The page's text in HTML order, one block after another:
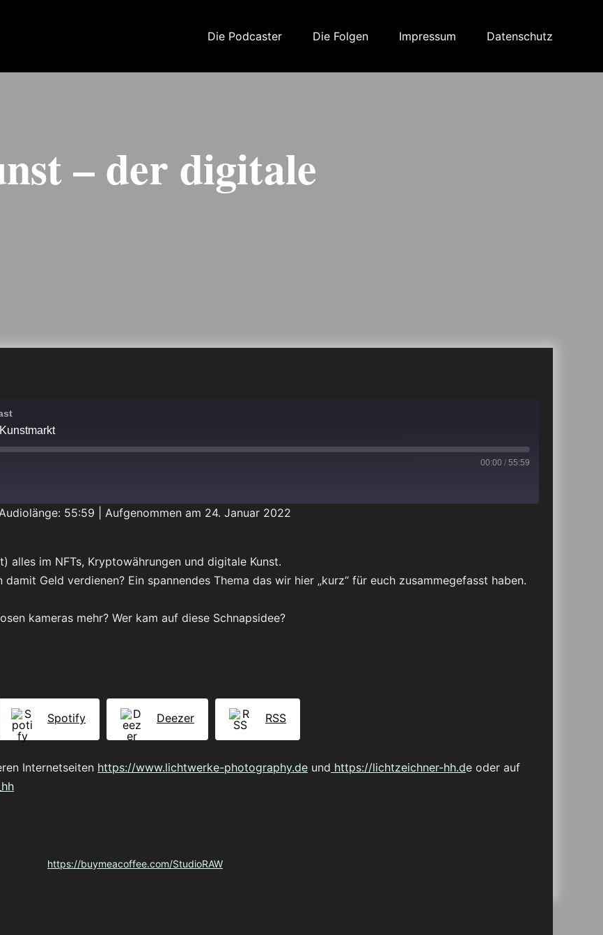
Die Podcaster Die Folgen Impressum Datenschutz
– der digitale
00:00 / 55:59
55:59 Aufgenommen am 24. Januar 2022
alles im NFTs, Kryptowährungen und digitale Kunst.
Geld verdienen? Ein spannendes Thema das wir hier „kurz“ für euch zusammegefasst haben.
kameras mehr? Wer kam auf diese Schnapsidee?
Spotify Deezer RSS
Internetseiten https://www.lichtwerke-photography.de und https://lichtzeichner-hh.de oder auf
https://buymeacoffee.com/StudioRAW